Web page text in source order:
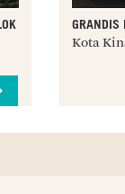
GRANDIS
Kota